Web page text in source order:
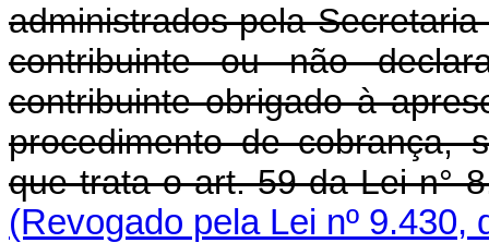
administrados pela
contribuinte ou não
contribuinte obrigado à
procedimento de cobrança,
que trata o art. 59 da Lei n°
(Revogado pela Lei nº 9.430,